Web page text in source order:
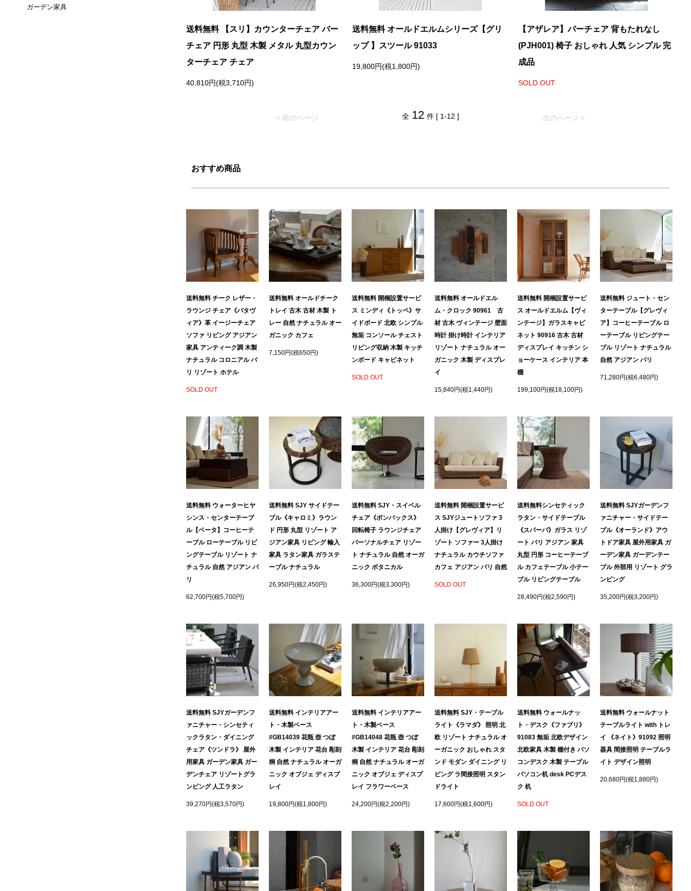
ダブルサイズ
ＴＶボード
テーブルライト
ガーデン家具
送料無料 【スリ】カウンターチェア バー
チェア 円形 丸型 木製 メタル 丸型カウン
ターチェア チェア
40,810円(税3,710円)
送料無料 オールドエルムシリーズ【グリ
ップ 】スツール 91033
19,800円(税1,800円)
【アザレア】バーチェア 背もたれなし
(PJH001) 椅子 おしゃれ 人気 シンプル 完
成品
SOLD OUT
< 前のページ 次のページ >
全 12 件 [ 1-12 ]
おすすめ商品
送料無料 チーク レザー・
ラウンジ チェア《バタヴ
ィア》革 イージーチェア
ソファ リビング アジアン
家具 アンティーク調 木製
ナチュラル コロニアル バ
リ リゾート ホテル
SOLD OUT
送料無料 オールドチーク
トレイ 古木 古材 木製 ト
レー 自然 ナチュラル オー
ガニック カフェ
7,150円(税650円)
送料無料 開梱設置サービ
ス ミンディ《トッペ》サ
イドボード 北欧 シンプル
無垢 コンソール チェスト
リビング収納 木製 キッチ
ンボード キャビネット
SOLD OUT
送料無料 オールドエル
ム・クロック 90961 古
材 古木 ヴィンテージ 壁面
時計 掛け時計 インテリア
リゾート ナチュラル オー
ガニック 木製 ディスプレ
イ
15,840円(税1,440円)
送料無料 開梱設置サービ
ス オールドエルム【ヴィ
ンテージ】ガラスキャビ
ネット 90916 古木 古材
ディスプレイ キッチン シ
ョーケース インテリア 本
棚
199,100円(税18,100円)
送料無料 ジュート・セン
ターテーブル【グレヴィ
ア】コーヒーテーブル ロ
ーテーブル リビングテー
ブル リゾート ナチュラル
自然 アジアン バリ
71,280円(税6,480円)
送料無料 ウォーターヒヤ
シンス・センターテーブ
ル【ベータ】コーヒーテ
ーブル ローテーブル リビ
ングテーブル リゾート ナ
チュラル 自然 アジアン バ
リ
62,700円(税5,700円)
送料無料 SJY サイドテー
ブル《キャロミ》ラウン
ド 円形 丸型 リゾート ア
ジアン家具 リビング 輸入
家具 ラタン家具 ガラステ
ーブル ナチュラル
26,950円(税2,450円)
送料無料 SJY・スイベル
チェア《ボンバックス》
回転椅子 ラウンジチェア
パーソナルチェア リゾー
ト ナチュラル 自然 オーガ
ニック ボタニカル
36,300円(税3,300円)
送料無料 開梱設置サービ
ス SJYジュートソファ 3
人掛け【グレヴィア】リ
ゾート ソファー 3人掛け
ナチュラル カウチソファ
カフェ アジアン バリ 自然
SOLD OUT
送料無料シンセティック
ラタン・サイドテーブル
《スパーバ》ガラス リゾ
ート バリ アジアン 家具
丸型 円形 コーヒーテーブ
ル カフェテーブル 小テー
ブル リビングテーブル
28,490円(税2,590円)
送料無料 SJYガーデンフ
ァニチャー・サイドテー
ブル《オーランド》アウ
トドア家具 屋外用家具 ガ
ーデン家具 ガーデンテー
ブル 外部用 リゾート グラ
ンピング
35,200円(税3,200円)
送料無料 SJYガーデンフ
ァニチャー・シンセティ
ックラタン・ダイニング
チェア《ツンドラ》 屋外
用家具 ガーデン家具 ガー
デンチェア リゾートグラ
ンピング 人工ラタン
39,270円(税3,570円)
送料無料 インテリアアー
ト・木製ベース
#GB14039 花瓶 壺 つぼ
木製 インテリア 花台 彫刻
桐 自然 ナチュラル オーガ
ニック オブジェ ディスプ
レイ
19,800円(税1,800円)
送料無料 インテリアアー
ト・木製ベース
#GB14048 花瓶 壺 つぼ
木製 インテリア 花台 彫刻
桐 自然 ナチュラル オーガ
ニック オブジェ ディスプ
レイ フラワーベース
24,200円(税2,200円)
送料無料 SJY・テーブル
ライト《ラマダ》 照明 北
欧 リゾート ナチュラル オ
ーガニック おしゃれ スタ
ンド モダン ダイニング リ
ビング ラ間接照明 スタン
ドライト
17,600円(税1,600円)
送料無料 ウォールナッ
ト・デスク《ファブリ》
91083 無垢 北欧デザイン
北欧家具 木製 棚付き パソ
コンデスク 木製 テーブル
パソコン机 desk PCデス
ク 机
SOLD OUT
送料無料 ウォールナット
テーブルライト with トレ
イ 《ネイト》91092 照明
器具 間接照明 テーブルラ
イト デザイン照明
20,680円(税1,880円)